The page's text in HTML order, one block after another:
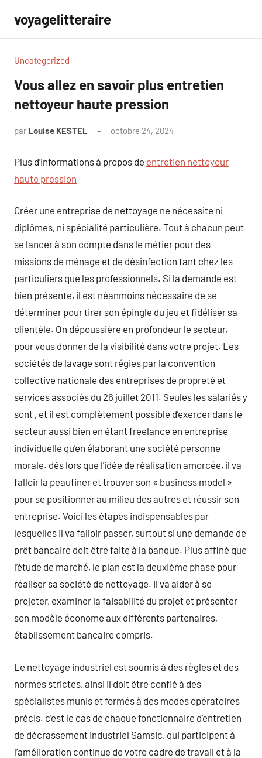
contenu
voyagelitteraire
Uncategorized
Vous allez en savoir plus entretien
nettoyeur haute pression
par Louise KESTEL octobre 24, 2024
Plus d’informations à propos de entretien nettoyeur
haute pression
Créer une entreprise de nettoyage ne nécessite ni
diplômes, ni spécialité particulière. Tout à chacun peut
se lancer à son compte dans le métier pour des
missions de ménage et de désinfection tant chez les
particuliers que les professionnels. Si la demande est
bien présente, il est néanmoins nécessaire de se
déterminer pour tirer son épingle du jeu et fidéliser sa
clientèle. On dépoussière en profondeur le secteur,
pour vous donner de la visibilité dans votre projet. Les
sociétés de lavage sont régies par la convention
collective nationale des entreprises de propreté et
services associés du 26 juillet 2011. Seules les salariés y
sont , et il est complètement possible d’exercer dans le
secteur aussi bien en étant freelance en entreprise
individuelle qu’en élaborant une société personne
morale. dès lors que l’idée de réalisation amorcée, il va
falloir la peaufiner et trouver son « business model »
pour se positionner au milieu des autres et réussir son
entreprise. Voici les étapes indispensables par
lesquelles il va falloir passer, surtout si une demande de
prêt bancaire doit être faite à la banque. Plus affiné que
l’étude de marché, le plan est la deuxième phase pour
réaliser sa société de nettoyage. Il va aider à se
projeter, examiner la faisabilité du projet et présenter
son modèle économe aux différents partenaires,
établissement bancaire compris.
Le nettoyage industriel est soumis à des règles et des
normes strictes, ainsi il doit être confié à des
spécialistes munis et formés à des modes opératoires
précis. c’est le cas de chaque fonctionnaire d’entretien
de décrassement industriel Samsic, qui participent à
l’amélioration continue de votre cadre de travail et à la